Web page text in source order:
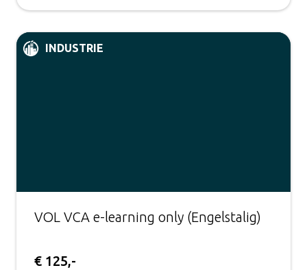
INDUSTRIE
VOL VCA e-learning only (Engelstalig)
€ 125,-